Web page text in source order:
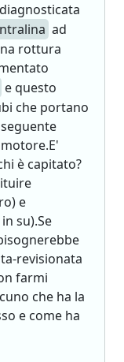
ad
rottura
e questo
che portano
è capitato?
e
su).Se
revisionata
farmi
che ha la
e come ha